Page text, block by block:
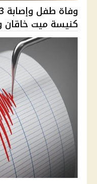
كنيسة ميت خاقان